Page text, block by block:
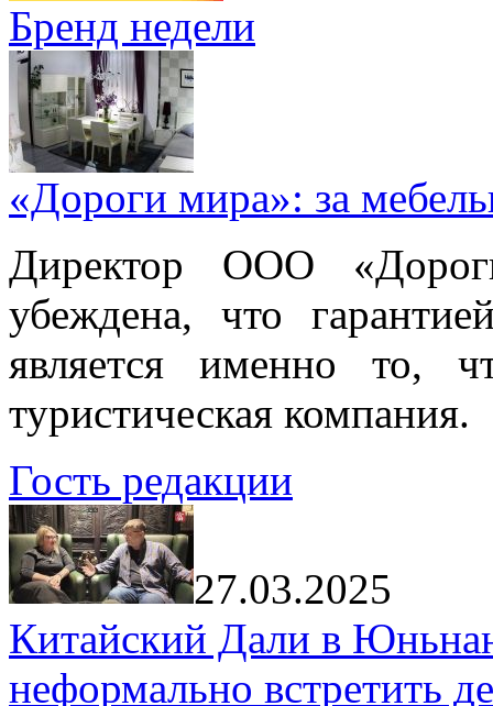
Бренд недели
«Дороги мира»: за
Директор ООО
убеждена, что
является именно то,
туристическая компания.
Гость редакции
27.03.2025
Китайский Дали в
неформально встретить